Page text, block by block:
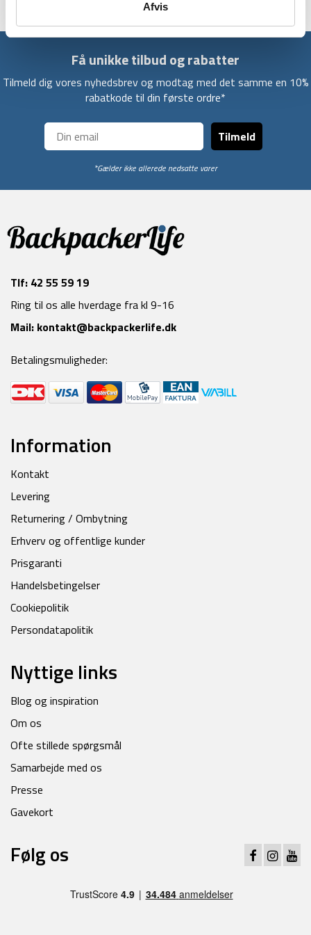
Afvis
Få unikke tilbud og rabatter
Tilmeld dig vores nyhedsbrev og modtag med det samme en 10%
rabatkode til din første ordre*
Tilmeld
*Gælder ikke allerede nedsatte varer
Tlf: 42 55 59 19
Ring til os alle hverdage fra kl 9-16
Mail: kontakt@backpackerlife.dk
Betalingsmuligheder:
Information
Kontakt
Levering
Returnering / Ombytning
Erhverv og offentlige kunder
Prisgaranti
Handelsbetingelser
Cookiepolitik
Persondatapolitik
Nyttige links
Blog og inspiration
Om os
Ofte stillede spørgsmål
Samarbejde med os
Presse
Gavekort
Følg os